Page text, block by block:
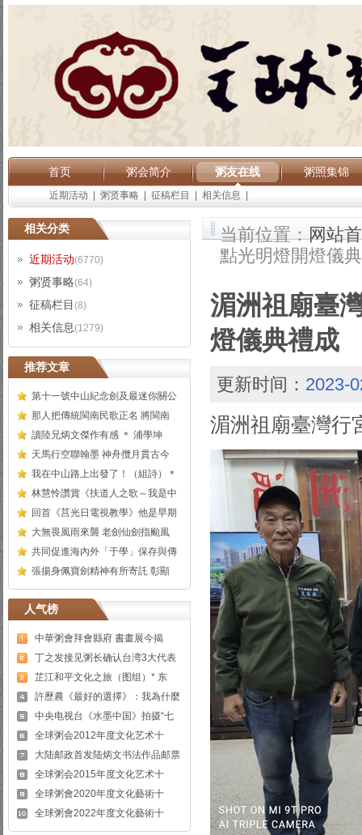
首页 粥会简介 粥友在线 粥照集锦
近期活动 粥贤事略 征稿栏目 相关信息
相关分类
近期活动(6770)
粥贤事略(64)
征稿栏目 (8)
相关信息(1279)
推荐文章
第十一號中山紀念劍及最迷你關公
那人把傳統閩南民歌正名 將閩南
讀陸兄炳文傑作有感 ＊ 浦學坤
天馬行空聯翰墨 神舟攬月貫古今
我在中山路上出發了！（組詩）＊
林慧怜讚賞《扶道人之歌～我是中
回首《莒光日電視教學》他是早期
大無畏風雨來襲 老劍仙劍指颱風
共同促進海內外「于學」保存與傳
張揚身佩寶劍精神有所寄託 彰顯
人气榜
中華粥會拜會縣府 書畫展今揭
丁之发接见粥长确认台湾3大代表
芷江和平文化之旅（图组）* 东
許歷農《最好的選擇》：我為什麼
中央电视台《水墨中国》拍摄“七
全球粥会2012年度文化艺术十
大陆邮政首发陆炳文书法作品邮票
全球粥会2015年度文化艺术十
全球粥會2020年度文化藝術十
全球粥會2022年度文化藝術十
当前位置：网站
點光明燈開燈儀
湄洲祖廟臺
燈儀典禮成
更新时间： 2023-
湄洲祖廟臺灣行